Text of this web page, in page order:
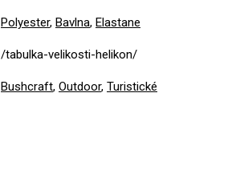
Polyester, Bavlna, Elastane
/tabulka-velikosti-helikon/
Bushcraft, Outdoor, Turistické